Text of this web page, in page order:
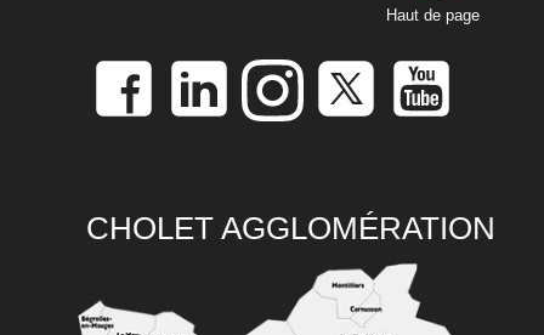
Haut de page
CHOLET AGGLOMÉRATION